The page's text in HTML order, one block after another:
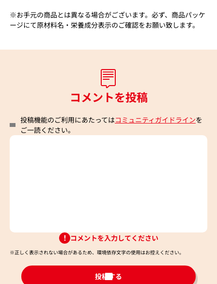
※お手元の商品とは異なる場合がございます。必ず、商品パッケ
ージにて原材料名・栄養成分表示のご確認をお願い致します。
コメントを投稿
投稿機能のご利用にあたってはコミュニティガイドラインを
ご一読ください。
コメントを入力してください
※正しく表示されない場合があるため、環境依存文字の使用はお控えください。​
投稿する